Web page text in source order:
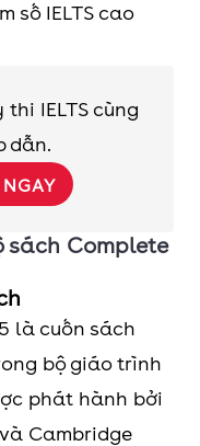
số IELTS cao
IELTS cùng
dẫn.
sách Complete
là cuốn sách
bộ giáo trình
phát hành bởi
Cambridge